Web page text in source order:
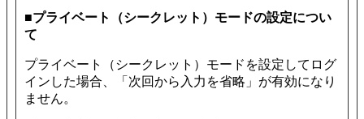
■プライベート（シークレット）モードの設定につい
て
プライベート（シークレット）モードを設定してログ
インした場合、「次回から入力を省略」が有効になり
ません。